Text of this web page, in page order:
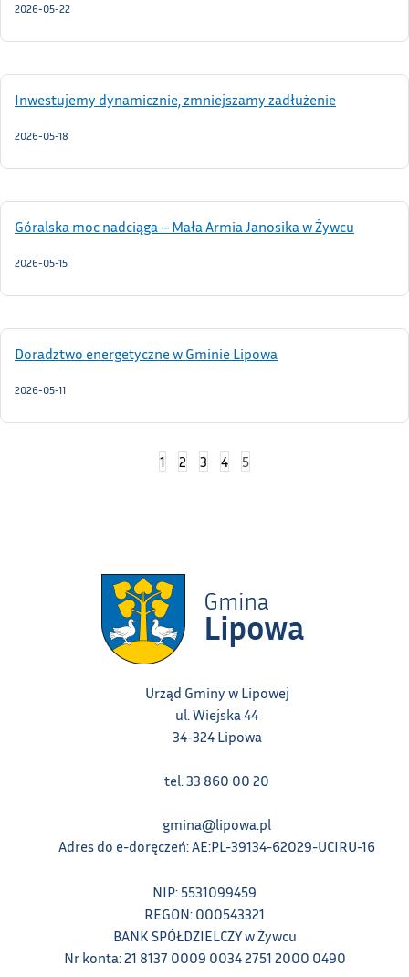
2026-05-22
Inwestujemy dynamicznie, zmniejszamy zadłużenie
2026-05-18
Góralska moc nadciąga – Mała Armia Janosika w Żywcu
2026-05-15
Doradztwo energetyczne w Gminie Lipowa
2026-05-11
1 2 3 4 5
Urząd Gminy w Lipowej
ul. Wiejska 44
34-324 Lipowa
tel. 33 860 00 20
gmina@lipowa.pl
Adres do e-doręczeń: AE:PL-39134-62029-UCIRU-16
NIP: 5531099459
REGON: 000543321
BANK SPÓŁDZIELCZY w Żywcu
Nr konta: 21 8137 0009 0034 2751 2000 0490